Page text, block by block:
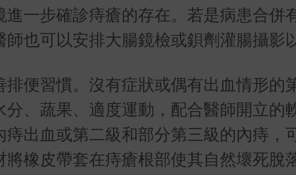
進一步確診痔瘡的存在。若是病患合併
也可以安排大腸鏡檢或鋇劑灌腸攝影
排便習慣。沒有症狀或偶有出血情形的
分、蔬果、適度運動，配合醫師開立的
痔出血或第二級和部分第三級的內痔，
將橡皮帶套在痔瘡根部使其自然壞死脫